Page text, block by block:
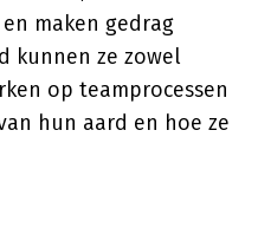
maken gedrag
kunnen ze zowel
op teamprocessen
hun aard en hoe ze